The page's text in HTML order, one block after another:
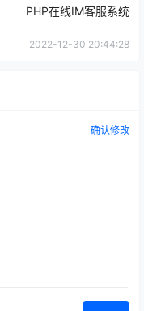
PHP在线IM客服系统
2022-12-30 20:44:28
确认修改